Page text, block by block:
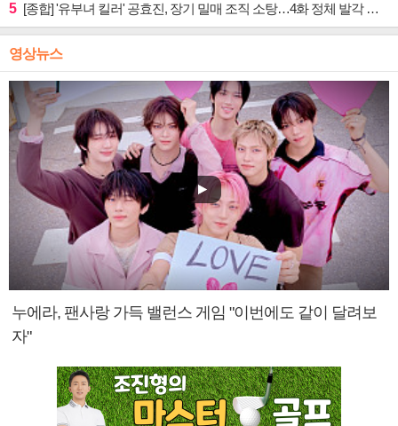
5 [종합] '유부녀 킬러' 공효진, 장기 밀매 조직 소탕…4화 정체 발각 위기 예고
영상뉴스
누에라, 팬사랑 가득 밸런스 게임 "이번에도 같이 달려보
자"